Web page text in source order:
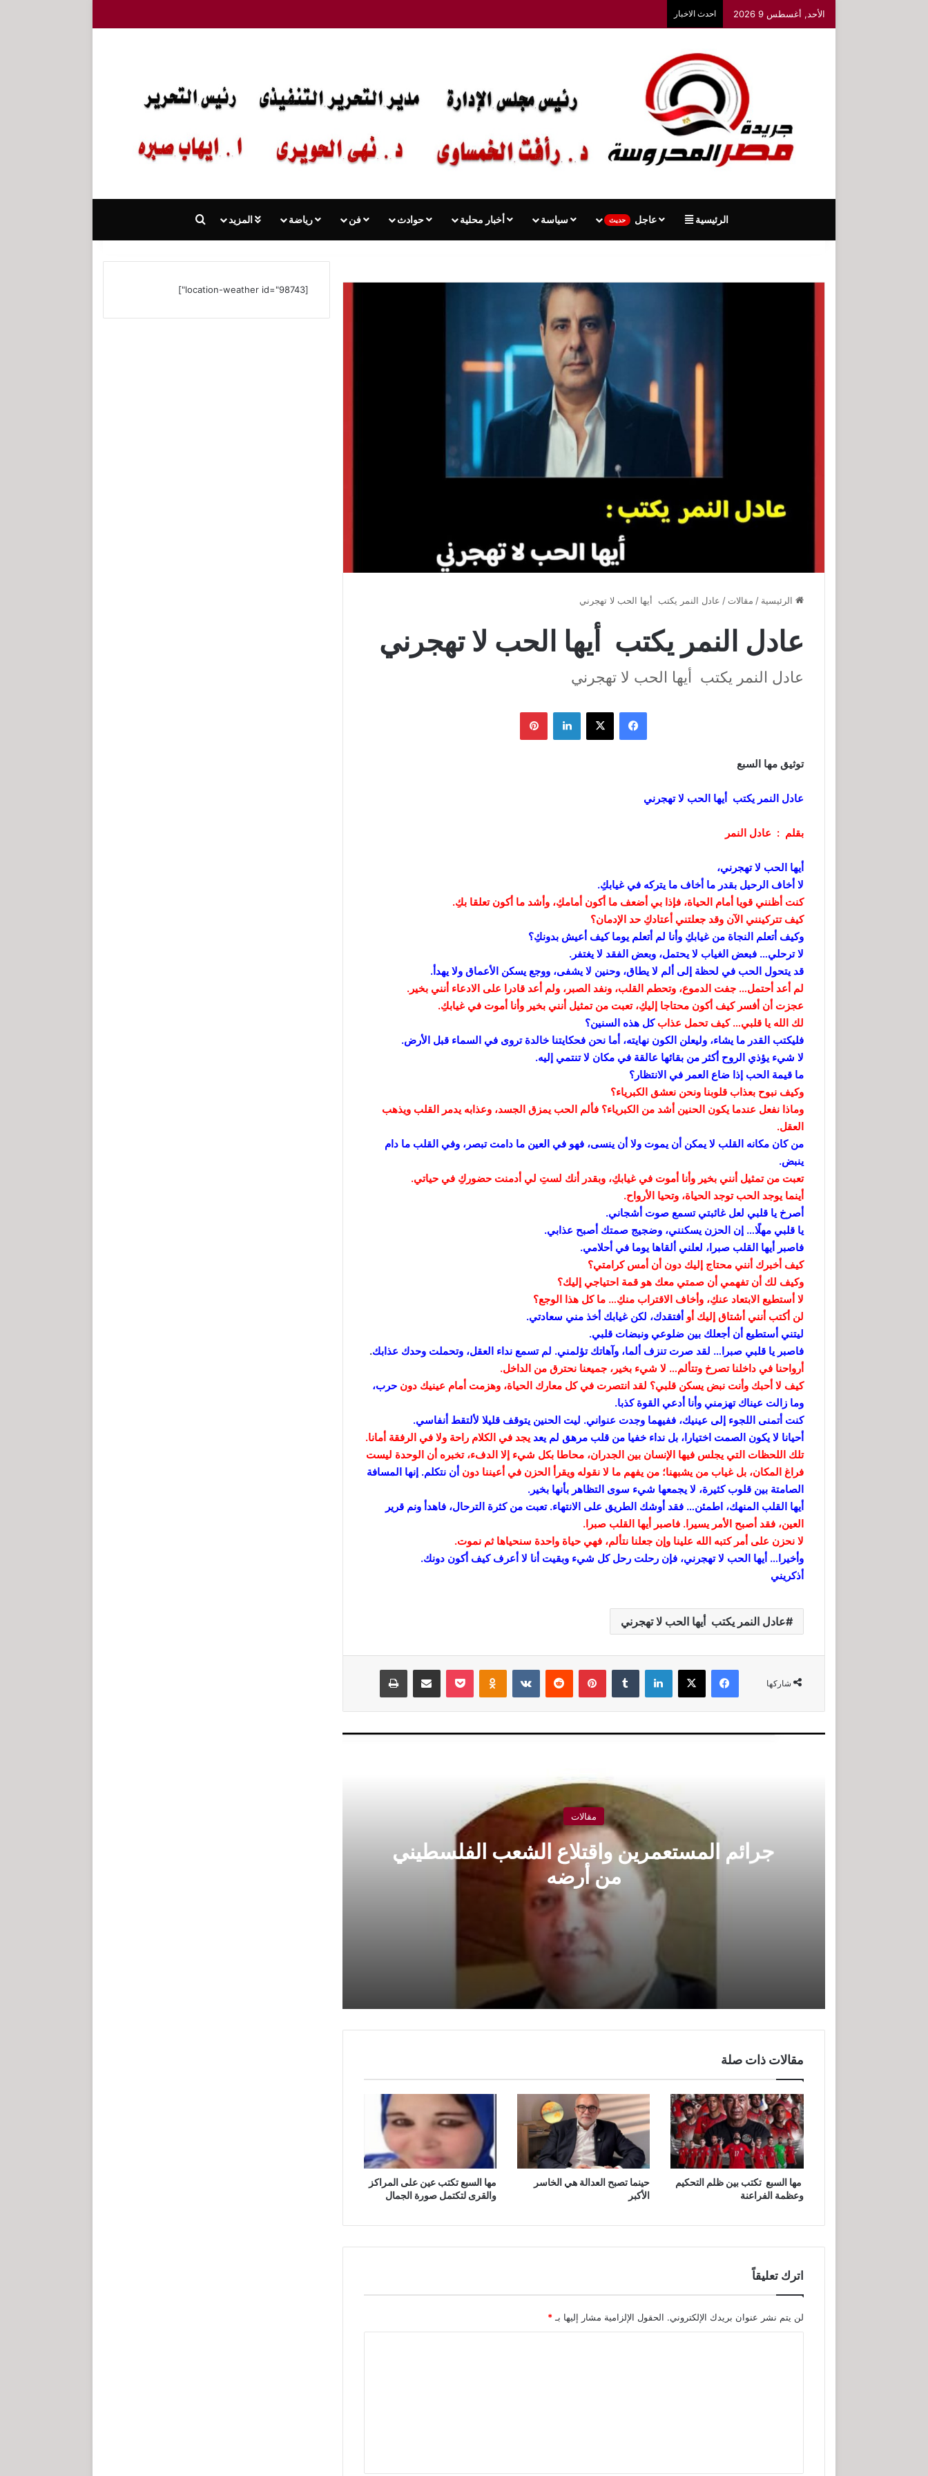
الأحد, أغسطس 9 2026 احدث الاخبار
الرئيسية عاجل حديث سياسة أخبار محلية حوادث فن رياضة المزيد بحث عن
الرئيسية / مقالات / عادل النمر يكتب أيها الحب لا تهجرني
عادل النمر يكتب أيها الحب لا تهجرني
عادل النمر يكتب أيها الحب لا تهجرني
فيسبوك ‫X لينكدإن بينتيريست
توثيق مها السبع
عادل النمر يكتب أيها الحب لا تهجرني
بقلم : عادل النمر
أيها الحب لا تهجرني،
لا أخاف الرحيل بقدر ما أخاف ما يتركه في غيابكِ.
كنت أظنني قويا أمام الحياة، فإذا بي أضعف ما أكون أمامكِ، وأشد ما أكون تعلقا بكِ.
كيف تتركينني الآن وقد جعلتني أعتادكِ حد الإدمان؟
وكيف أتعلم النجاة من غيابكِ وأنا لم أتعلم يوما كيف أعيش بدونكِ؟
لا ترحلي… فبعض الغياب لا يحتمل، وبعض الفقد لا يغتفر.
قد يتحول الحب في لحظة إلى ألم لا يطاق، وحنين لا يشفى، ووجع يسكن الأعماق ولا يهدأ.
لم أعد أحتمل… جفت الدموع، وتحطم القلب، ونفد الصبر، ولم أعد قادرا على الادعاء أنني بخير.
عجزت أن أفسر كيف أكون محتاجا إليكِ، تعبت من تمثيل أنني بخير وأنا أموت في غيابكِ.
لك الله يا قلبي… كيف تحمل عذاب كل هذه السنين؟
فليكتب القدر ما يشاء، وليعلن الكون نهايته، أما نحن فحكايتنا خالدة تروى في السماء قبل الأرض.
لا شيء يؤذي الروح أكثر من بقائها عالقة في مكان لا تنتمي إليه.
ما قيمة الحب إذا ضاع العمر في الانتظار؟
وكيف نبوح بعذاب قلوبنا ونحن نعشق الكبرياء؟
وماذا نفعل عندما يكون الحنين أشد من الكبرياء؟ فألم الحب يمزق الجسد، وعذابه يدمر القلب ويذهب
العقل.
من كان مكانه القلب لا يمكن أن يموت ولا أن ينسى، فهو في العين ما دامت تبصر، وفي القلب ما دام
ينبض.
تعبت من تمثيل أنني بخير وأنا أموت في غيابكِ، وبقدر أنك لستِ لي أدمنت حضوركِ في حياتي.
أينما يوجد الحب توجد الحياة، وتحيا الأرواح.
أصرخ يا قلبي لعل غائبتي تسمع صوت أشجاني.
يا قلبي مهلًا… إن الحزن يسكنني، وضجيج صمتك أصبح عذابي.
فاصبر أيها القلب صبرا، لعلني ألقاها يوما في أحلامي.
كيف أخبرك أنني محتاج إليك دون أن أمس كرامتي؟
وكيف لك أن تفهمي أن صمتي معك هو قمة احتياجي إليك؟
لا أستطيع الابتعاد عنكِ، وأخاف الاقتراب منكِ… ما كل هذا الوجع؟
لن أكتب أنني أشتاق إليك أو أفتقدك، لكن غيابك أخذ مني سعادتي.
ليتني أستطيع أن أجعلك بين ضلوعي ونبضات قلبي.
فاصبر يا قلبي صبرا… لقد صرت تنزف ألما، وآهاتك تؤلمني. لم تسمع نداء العقل، وتحملت وحدك عذابك.
أرواحنا في داخلنا تصرخ وتتألم… لا شيء بخير، جميعنا نحترق من الداخل.
كيف لا أحبك وأنت نبض يسكن قلبي؟ لقد انتصرت في كل معارك الحياة، وهزمت أمام عينيك دون حرب،
وما زالت عيناك تهزمني وأنا أدعي القوة كذبا.
كنت أتمنى اللجوء إلى عينيك، ففيهما وجدت عنواني. ليت الحنين يتوقف قليلا لألتقط أنفاسي.
أحيانا لا يكون الصمت اختيارا، بل نداء خفيا من قلب مرهق لم يعد يجد في الكلام راحة ولا في الرفقة أمانا.
تلك اللحظات التي يجلس فيها الإنسان بين الجدران، محاطا بكل شيء إلا الدفء، تخبره أن الوحدة ليست
فراغ المكان، بل غياب من يشبهنا؛ من يفهم ما لا نقوله ويقرأ الحزن في أعيننا دون أن نتكلم. إنها المسافة
الصامتة بين قلوب كثيرة، لا يجمعها شيء سوى التظاهر بأنها بخير.
أيها القلب المنهك، اطمئن… فقد أوشك الطريق على الانتهاء. تعبت من كثرة الترحال، فاهدأ ونم قرير
العين، فقد أصبح الأمر يسيرا. فاصبر أيها القلب صبرا.
لا نحزن على أمر كتبه الله علينا وإن جعلنا نتألم، فهي حياة واحدة سنحياها ثم نموت.
وأخيرا… أيها الحب لا تهجرني، فإن رحلت رحل كل شيء وبقيت أنا لا أعرف كيف أكون دونك.
أذكريني
عادل النمر يكتب أيها الحب لا تهجرني
شاركها
فيسبوك ‫X لينكدإن ‏Tumblr بينتيريست
‏Reddit
‏VKontakte
Odnoklassniki
‫Pocket مشاركة عبر البريد طباعة
مقالات
جرائم المستعمرين واقتلاع الشعب الفلسطيني
من أرضه
جرائم المستعمرين واقتلاع الشعب الفلسطيني من أرضه
مها السبع تكتب عندما تتساقط شجرة الأحبة
مقالات ذات صلة
مها السبع تكتب بين ظلم التحكيم
وعظمة الفراعنة
حينما تصبح العدالة هي الخاسر
الأكبر
مها السبع تكتب عين على المراكز
والقرى لتكتمل صورة الجمال
اترك تعليقاً
لن يتم نشر عنوان بريدك الإلكتروني. الحقول الإلزامية مشار إليها بـ*
[location-weather id="98743"]